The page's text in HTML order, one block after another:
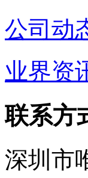
公司动
业界资
联系方
深圳市